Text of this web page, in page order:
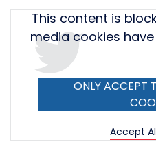
TweetThis content is
media cookies
ONLY ACCEPT
Accept